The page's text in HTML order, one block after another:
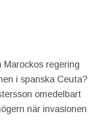
regering
i spanska Ceuta?
omedelbart
när invasionen